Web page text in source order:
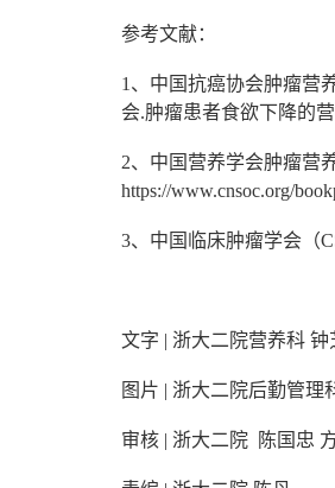
参考文献：
1、中国抗癌协会肿瘤营
会.肿瘤患者食欲下降的
2、中国营养学会肿瘤营
https://www.cnsoc.org/
3、中国临床肿瘤学会（
文字 | 浙大二院营养科
图片 | 浙大二院后勤管理
审核 | 浙大二院 陈国忠